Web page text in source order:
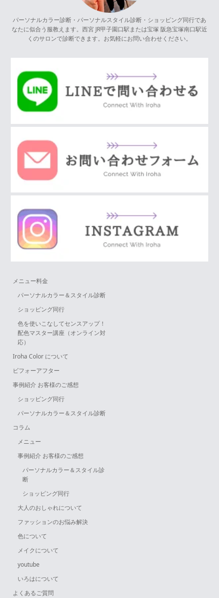
パーソナルカラー診断・パーソナルスタイル診断・ショッピング同行であ
なたに似合う服教えます。西宮 JR甲子園口駅または宝塚 阪急宝塚南口駅近
くのサロンで診断できます。お気軽にお問い合わせください。
メニュー料金
パーソナルカラー＆スタイル診断
ショッピング同行
色を使いこなしてセンスアップ！
配色マスター講座（オンライン対
応）
Iroha Color について
ビフォーアフター
事例紹介 お客様のご感想
ショッピング同行
パーソナルカラー＆スタイル診断
コラム
メニュー
事例紹介 お客様のご感想
パーソナルカラー＆スタイル診
断
ショッピング同行
大人のおしゃれについて
ファッションのお悩み解決
色について
メイクについて
youtube
いろはについて
よくあるご質問